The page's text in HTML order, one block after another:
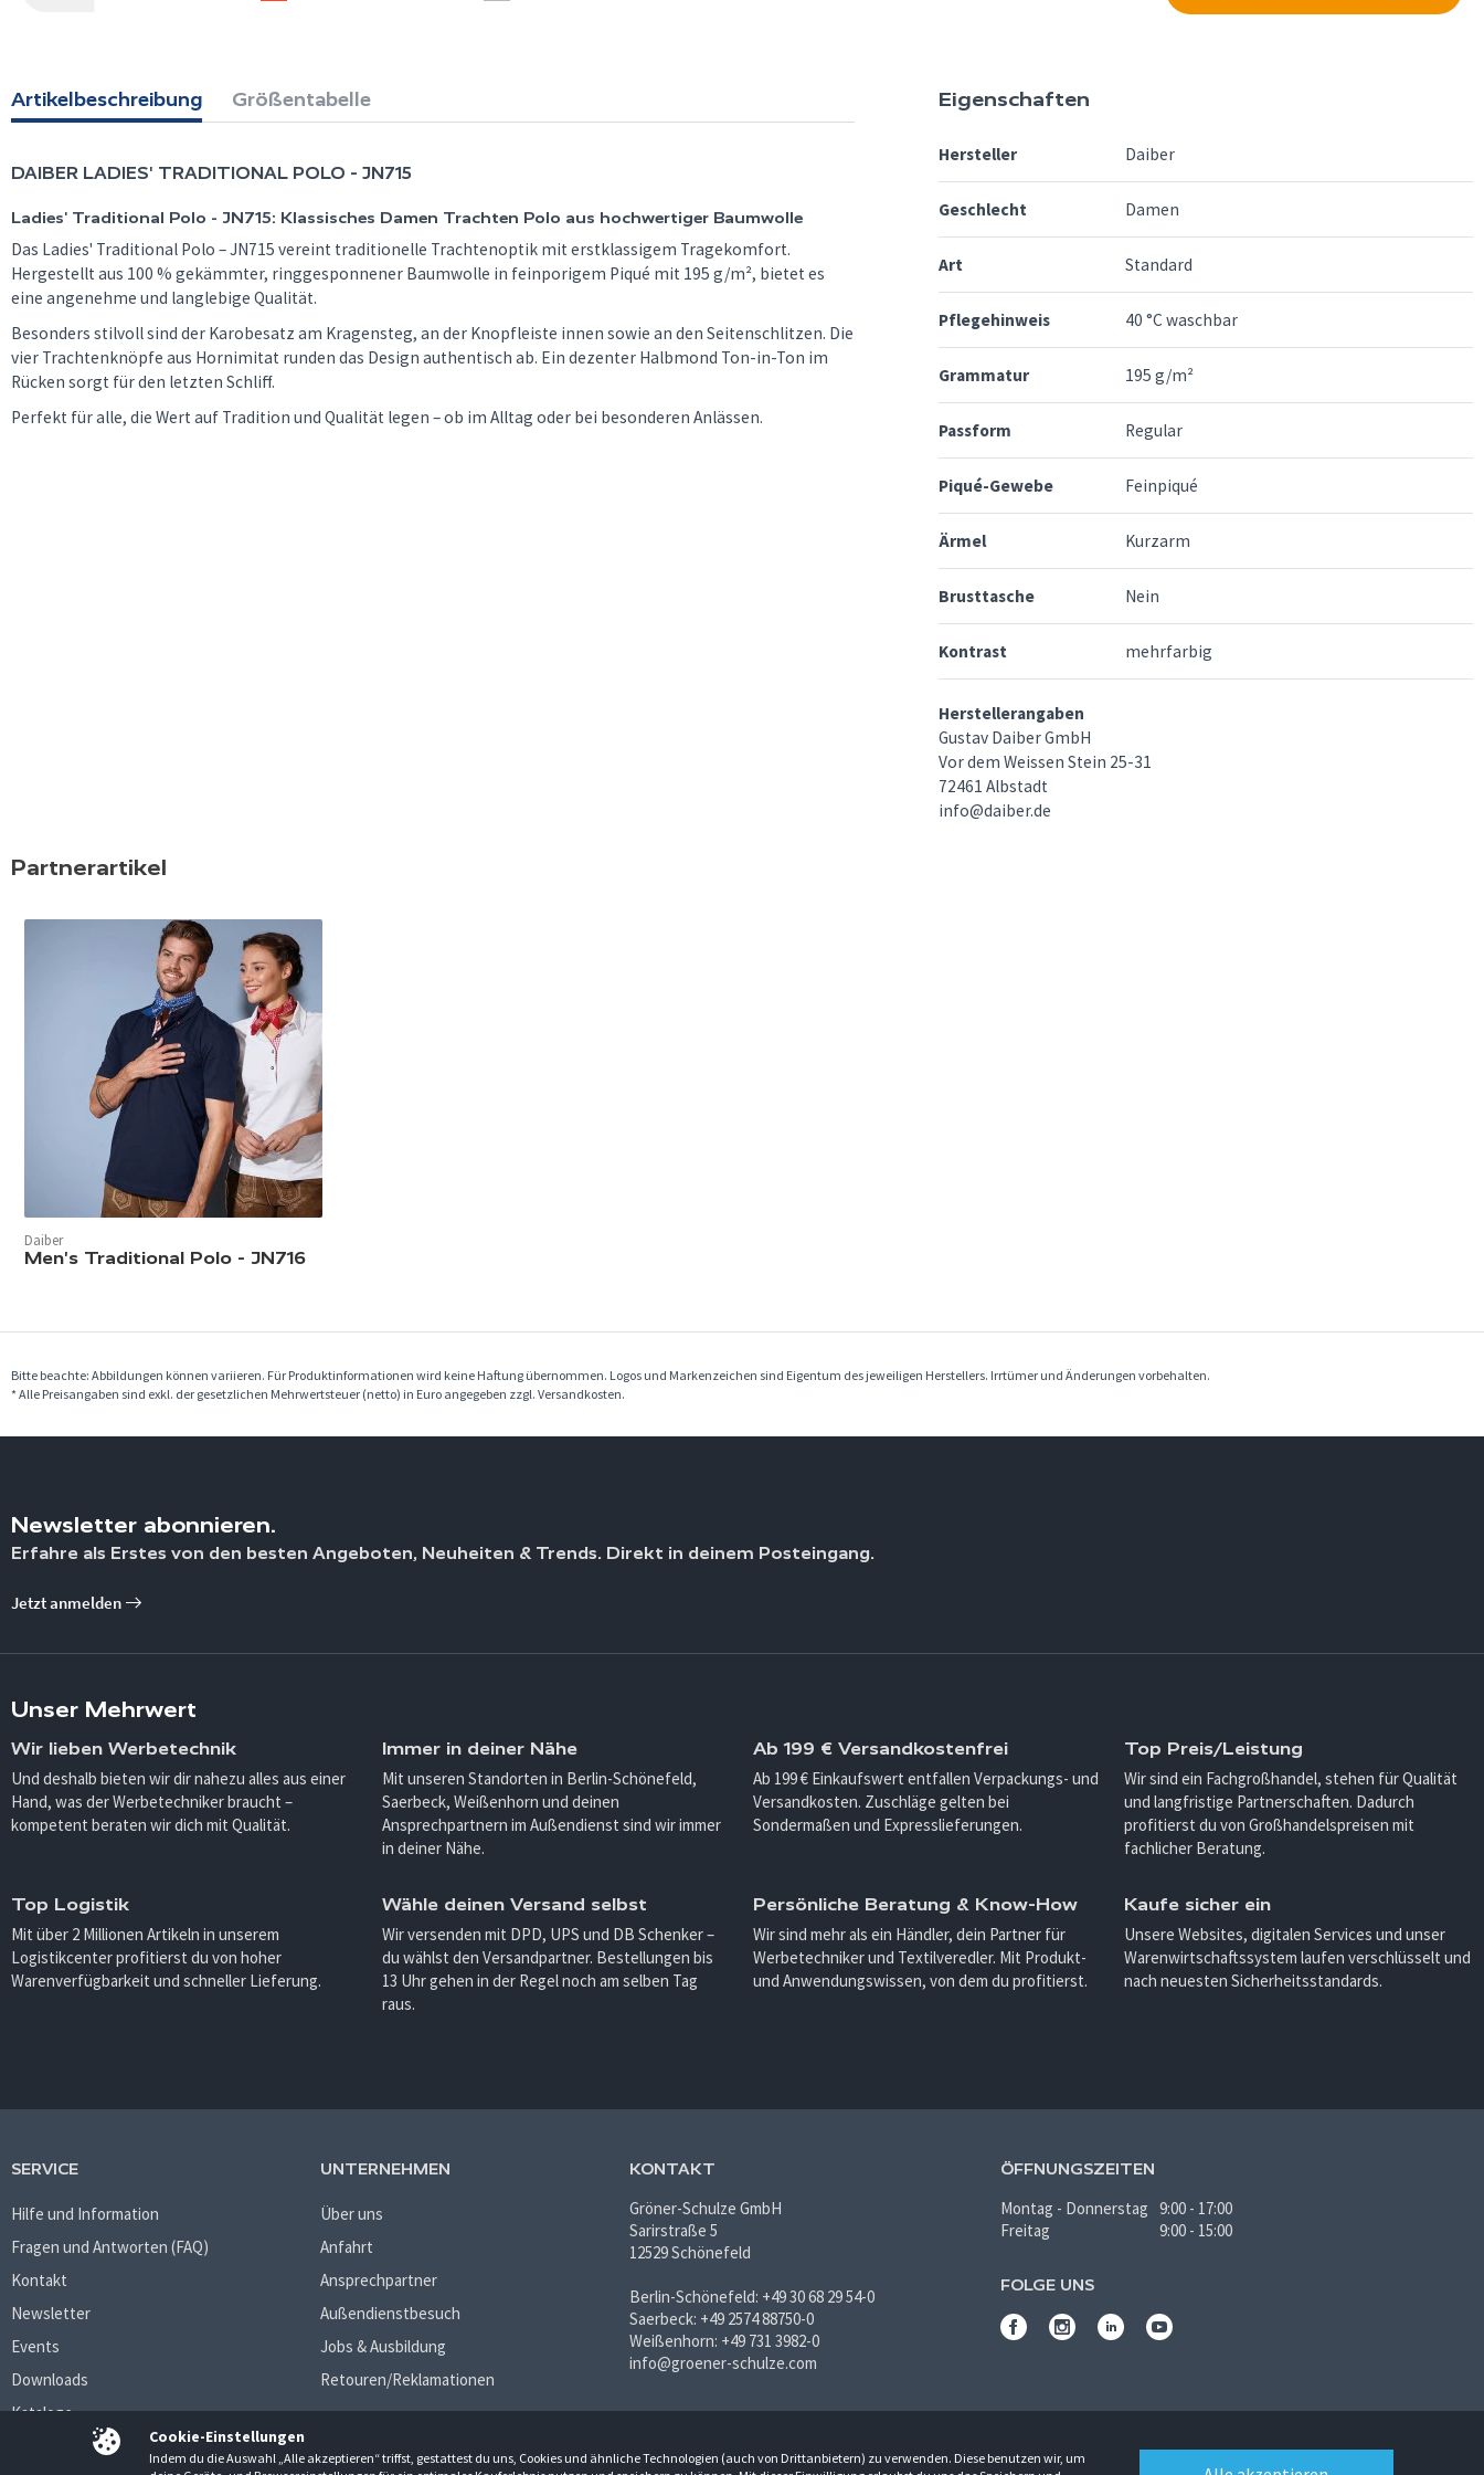
Cookie-Einstellungen
Indem du die Auswahl „Alle akzeptieren“ triffst, gestattest du uns, Cookies und ähnliche Technologien (auch von Drittanbietern) zu verwenden. Diese benutzen wir, um
Artikelbeschreibung Größentabelle
DAIBER LADIES' TRADITIONAL POLO - JN715
Ladies' Traditional Polo - JN715: Klassisches Damen Trachten Polo aus hochwertiger Baumwolle
Das Ladies' Traditional Polo – JN715 vereint traditionelle Trachtenoptik mit erstklassigem Tragekomfort.
Hergestellt aus 100 % gekämmter, ringgesponnener Baumwolle in feinporigem Piqué mit 195 g/m², bietet es
eine angenehme und langlebige Qualität.
Besonders stilvoll sind der Karobesatz am Kragensteg, an der Knopfleiste innen sowie an den Seitenschlitzen. Die
vier Trachtenknöpfe aus Hornimitat runden das Design authentisch ab. Ein dezenter Halbmond Ton-in-Ton im
Rücken sorgt für den letzten Schliff.
Perfekt für alle, die Wert auf Tradition und Qualität legen – ob im Alltag oder bei besonderen Anlässen.
Eigenschaften
Hersteller Daiber
Geschlecht Damen
Art Standard
Pflegehinweis 40 °C waschbar
Grammatur 195 g/m²
Passform Regular
Piqué-Gewebe Feinpiqué
Ärmel Kurzarm
Brusttasche Nein
Kontrast mehrfarbig
Herstellerangaben
Gustav Daiber GmbH
Vor dem Weissen Stein 25-31
72461 Albstadt
info@daiber.de
Partnerartikel
Daiber
Men's Traditional Polo - JN716
Bitte beachte: Abbildungen können variieren. Für Produktinformationen wird keine Haftung übernommen. Logos und Markenzeichen sind Eigentum des jeweiligen Herstellers. Irrtümer und Änderungen vorbehalten.
* Alle Preisangaben sind exkl. der gesetzlichen Mehrwertsteuer (netto) in Euro angegeben zzgl. Versandkosten.
Newsletter abonnieren.
Erfahre als Erstes von den besten Angeboten, Neuheiten & Trends. Direkt in deinem Posteingang.
Jetzt anmelden
Unser Mehrwert
Wir lieben Werbetechnik
Und deshalb bieten wir dir nahezu alles aus einer
Hand, was der Werbetechniker braucht –
kompetent beraten wir dich mit Qualität.
Immer in deiner Nähe
Mit unseren Standorten in Berlin-Schönefeld,
Saerbeck, Weißenhorn und deinen
Ansprechpartnern im Außendienst sind wir immer
in deiner Nähe.
Ab 199 € Versandkostenfrei
Ab 199 € Einkaufswert entfallen Verpackungs- und
Versandkosten. Zuschläge gelten bei
Sondermaßen und Expresslieferungen.
Top Preis/Leistung
Wir sind ein Fachgroßhandel, stehen für Qualität
und langfristige Partnerschaften. Dadurch
profitierst du von Großhandelspreisen mit
fachlicher Beratung.
Top Logistik
Mit über 2 Millionen Artikeln in unserem
Logistikcenter profitierst du von hoher
Warenverfügbarkeit und schneller Lieferung.
Wähle deinen Versand selbst
Wir versenden mit DPD, UPS und DB Schenker –
du wählst den Versandpartner. Bestellungen bis
13 Uhr gehen in der Regel noch am selben Tag
raus.
Persönliche Beratung & Know-How
Wir sind mehr als ein Händler, dein Partner für
Werbetechniker und Textilveredler. Mit Produkt-
und Anwendungswissen, von dem du profitierst.
Kaufe sicher ein
Unsere Websites, digitalen Services und unser
Warenwirtschaftssystem laufen verschlüsselt und
nach neuesten Sicherheitsstandards.
SERVICE
Hilfe und Information
Fragen und Antworten (FAQ)
Kontakt
Newsletter
Events
Downloads
Kataloge
UNTERNEHMEN
Über uns
Anfahrt
Ansprechpartner
Außendienstbesuch
Jobs & Ausbildung
Retouren/Reklamationen
KONTAKT
Gröner-Schulze GmbH
Sarirstraße 5
12529 Schönefeld
Berlin-Schönefeld: +49 30 68 29 54-0
Saerbeck: +49 2574 88750-0
Weißenhorn: +49 731 3982-0
info@groener-schulze.com
ÖFFNUNGSZEITEN
Montag - Donnerstag 9:00 - 17:00
Freitag
9:00 - 15:00
FOLGE UNS